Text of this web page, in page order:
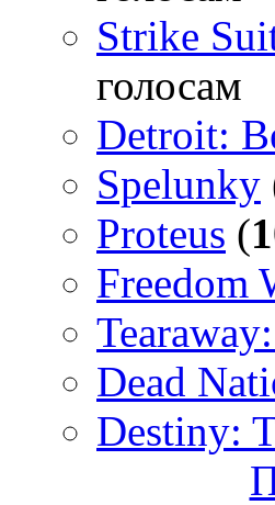
Strike
голосам
Detroit:
Spelunky
Proteus (
Freedom
Dead
Destiny: